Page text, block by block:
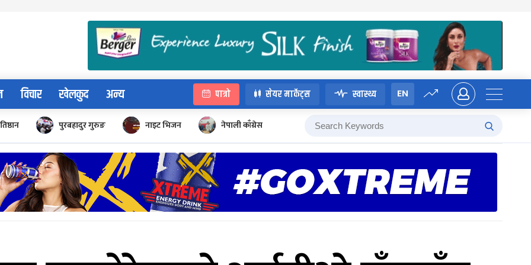
विचार खेलकुद अन्य पात्रो सेयर मार्केट्स स्वास्थ्य EN
पुरबहादुर गुरुङ नाइट भिजन नेपाली काँग्रेस